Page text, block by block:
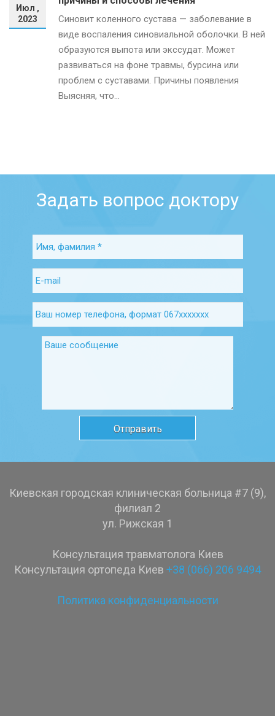
Июл ,
2023
Синовит коленного сустава — заболевание в
виде воспаления синовиальной оболочки. В ней
образуются выпота или экссудат. Может
развиваться на фоне травмы, бурсина или
проблем с суставами. Причины появления
Выясняя, что...
Задать вопрос доктору
Киевская городская клиническая больница #7 (9),
филиал 2
ул. Рижская 1
Консультация травматолога Киев
Консультация ортопеда Киев +38 (066) 206 9494
Политика конфиденциальности